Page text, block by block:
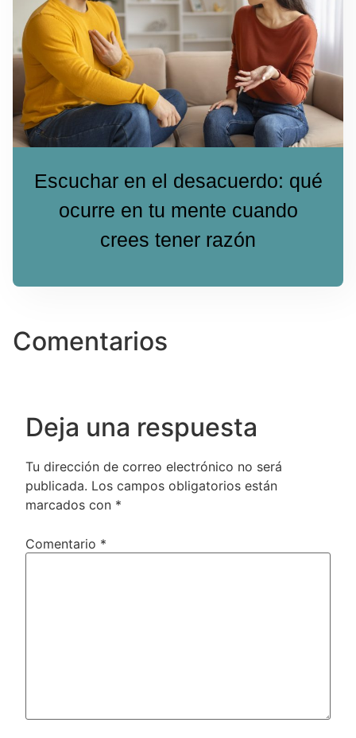
Escuchar en el desacuerdo: qué
ocurre en tu mente cuando
crees tener razón
Comentarios
Deja una respuesta
Tu dirección de correo electrónico no será
publicada. Los campos obligatorios están
marcados con *
Comentario *